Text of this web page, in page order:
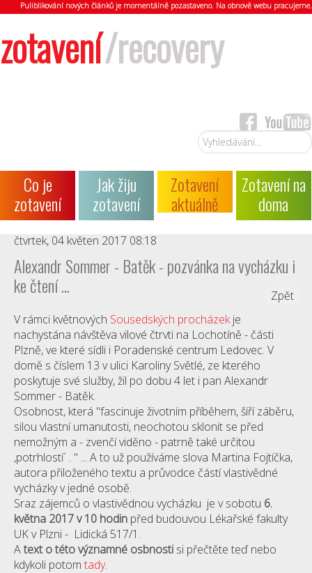
Puliblikování nových článků je momentálně pozastaveno. Na obnově webu pracujeme.
zotavení/recovery
Vyhledávání...
Co je
zotavení
Jak žiju
zotavení
Zotavení
aktuálně
Zotavení na
doma
čtvrtek, 04 květen 2017 08:18
Alexandr Sommer - Batěk - pozvánka na vycházku i
ke čtení ...
Zpět
V rámci květnových Sousedských procházekje
nachystána návštěva vilové čtrvti na Lochotíně - části
Plzně, ve které sídli i Poradenské centrum Ledovec. V
domě s číslem 13 v ulici Karoliny Světlé, ze kterého
poskytuje své služby, žil po dobu 4 let i pan Alexandr
Sommer - Batěk.
Osobnost, která "fascinuje životním příběhem, šíří záběru,
silou vlastní umanutosti, neochotou sklonit se před
nemožným a - zvenčí viděno - patrně také určitou
,potrhlostí´ . " ... A to už používáme slova Martina Fojtíčka,
autora přiloženého textu a průvodce částí vlastivědné
vycházky v jedné osobě.
Sraz zájemců o vlastivědnou vycházku je v sobotu 6.
května 2017 v 10 hodin před budouvou Lékařské fakulty
UK v Plzni - Lidická 517/1.
Atext o této významné osbnosti si přečtěte teď nebo
kdykoli potom tady.